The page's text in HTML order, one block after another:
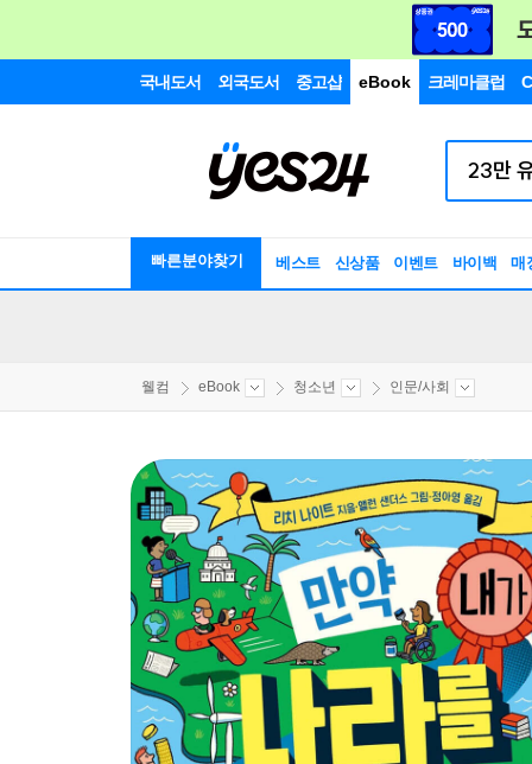
국내도서 외국도서 중고샵 eBook 크레마클럽
빠른분야찾기 베스트 신상품 이벤트 바이백 매
웰컴 eBook 청소년 인문/사회